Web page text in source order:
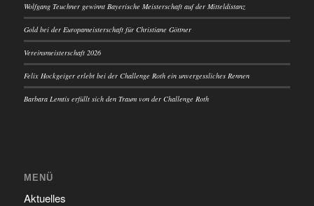
Wolfgang Teuchner gewinnt Bayerische Meisterschaft auf der Mitteldistanz
Gold bei der Europameisterschaft für Christiane Göttner
Vereinsmeisterschaft 2026
Felix Hockgeiger erlebt bei der Challenge Roth ein unvergessliches Rennen
Barbara Lemtis erfüllt sich den Traum von der Challenge Roth
MENÜ
Aktuelles